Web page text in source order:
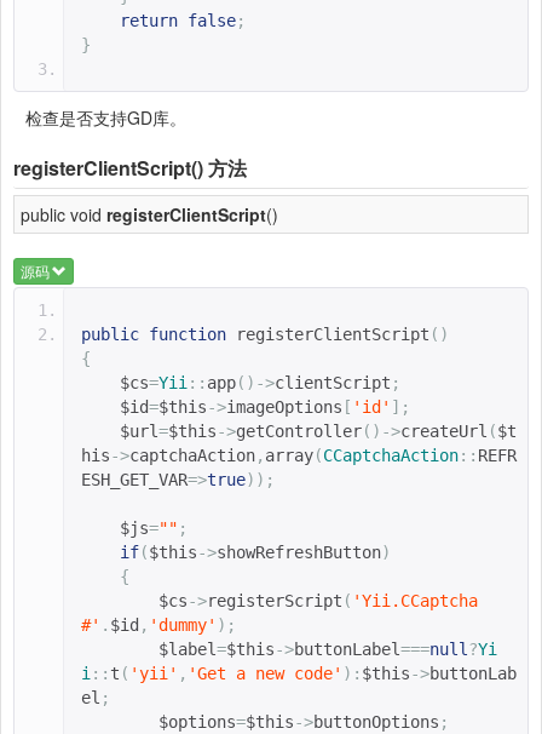
return false;
}
检查是否支持GD库。
registerClientScript()方法
public void registerClientScript()
源码
public function registerClientScript ()
{
$cs=Yii:: app()->clientScript ;
$id=$this->imageOptions [ 'id' ];
$url=$this->getController()->createUrl ($t
his->captchaAction, array(CCaptchaAction:: REFR
ESH_GET_VAR=>true));
$js="" ;
if($this->showRefreshButton)
{
$cs->registerScript ( 'Yii.CCaptcha
#' . $id , 'dummy' );
$label=$this->buttonLabel===null?Yi
i:: t ( 'yii' , 'Get a new code' ): $this->buttonLab
el ;
$options=$this->buttonOptions ;